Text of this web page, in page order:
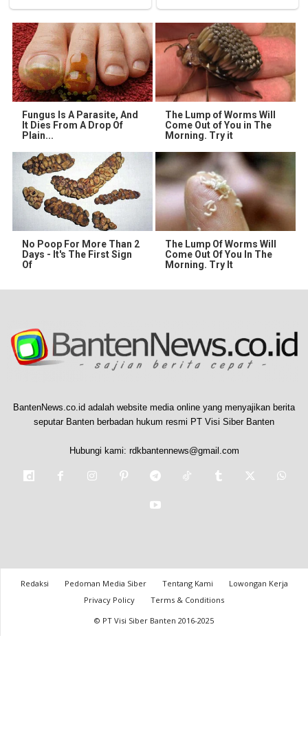
Fungus Is A Parasite, And
It Dies From A Drop Of
Plain...
The Lump of Worms Will
Come Out of You in The
Morning. Try it
No Poop For More Than 2
Days - It's The First Sign
Of
The Lump Of Worms Will
Come Out Of You In The
Morning. Try It
BantenNews.co.id adalah website media online yang menyajikan berita
seputar Banten berbadan hukum resmi PT Visi Siber Banten
Hubungi kami: rdkbantennews@gmail.com
Redaksi Pedoman Media Siber Tentang Kami
Lowongan Kerja
Privacy Policy
Terms & Conditions
© PT Visi Siber Banten 2016-2025